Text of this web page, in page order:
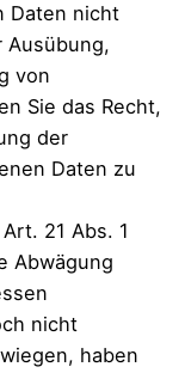
Daten nicht
Ausübung,
von
Sie das Recht,
der
Daten zu
21 Abs. 1
Abwägung
nicht
haben